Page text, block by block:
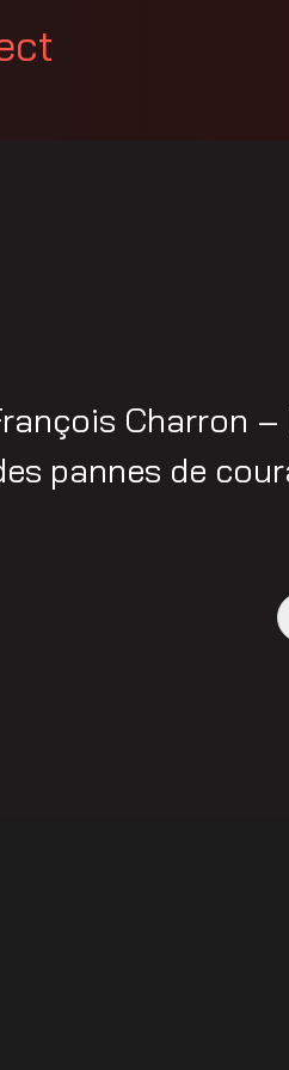
Charron –
pannes de